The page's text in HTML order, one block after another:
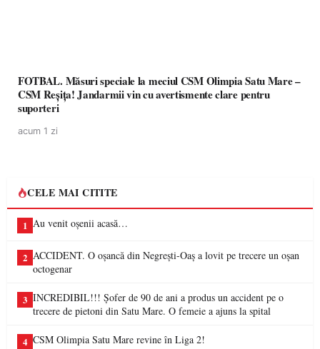
FOTBAL. Măsuri speciale la meciul CSM Olimpia Satu Mare –
CSM Reșița! Jandarmii vin cu avertismente clare pentru
suporteri
acum 1 zi
CELE MAI CITITE
1 Au venit oșenii acasă…
2 ACCIDENT. O oșancă din Negrești-Oaș a lovit pe trecere un oșan
octogenar
3 INCREDIBIL!!! Șofer de 90 de ani a produs un accident pe o
trecere de pietoni din Satu Mare. O femeie a ajuns la spital
4 CSM Olimpia Satu Mare revine în Liga 2!